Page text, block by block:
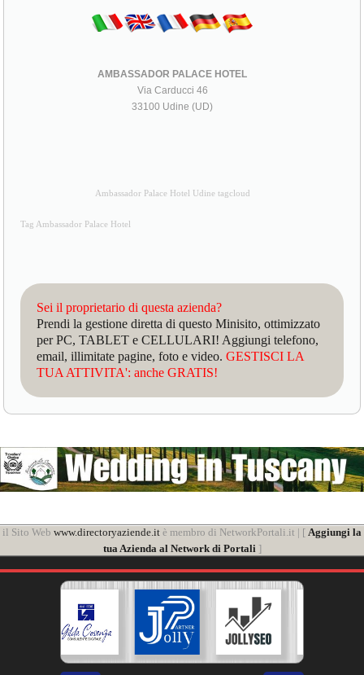
AMBASSADOR PALACE HOTEL
Via Carducci 46
33100 Udine (UD)
Ambassador Palace Hotel Udine tagcloud
Tag Ambassador Palace Hotel
Sei il proprietario di questa azienda?
Prendi la gestione diretta di questo Minisito, ottimizzato
per PC, TABLET e CELLULARI! Aggiungi telefono,
email, illimitate pagine, foto e video.GESTISCI LA
TUA ATTIVITA': anche GRATIS!
il Sito Web www.directoryaziende.it è membro di NetworkPortali.it | [ Aggiungi la
tua Azienda al Network di Portali]